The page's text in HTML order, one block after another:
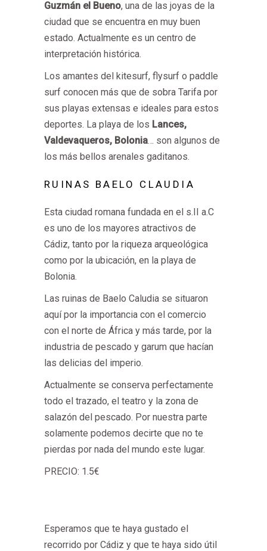
Guzmán el Bueno, una de las joyas de la
ciudad que se encuentra en muy buen
estado. Actualmente es un centro de
interpretación histórica.
Los amantes del kitesurf, flysurf o paddle
surf conocen más que de sobra Tarifa por
sus playas extensas e ideales para estos
deportes. La playa de los Lances,
Valdevaqueros, Bolonia… son algunos de
los más bellos arenales gaditanos.
RUINAS BAELO CLAUDIA
Esta ciudad romana fundada en el s.II a.C
es uno de los mayores atractivos de
Cádiz, tanto por la riqueza arqueológica
como por la ubicación, en la playa de
Bolonia.
Las ruinas de Baelo Caludia se situaron
aquí por la importancia con el comercio
con el norte de África y más tarde, por la
industria de pescado y garum que hacían
las delicias del imperio.
Actualmente se conserva perfectamente
todo el trazado, el teatro y la zona de
salazón del pescado. Por nuestra parte
solamente podemos decirte que no te
pierdas por nada del mundo este lugar.
PRECIO: 1.5€
Esperamos que te haya gustado el
recorrido por Cádiz y que te haya sido útil